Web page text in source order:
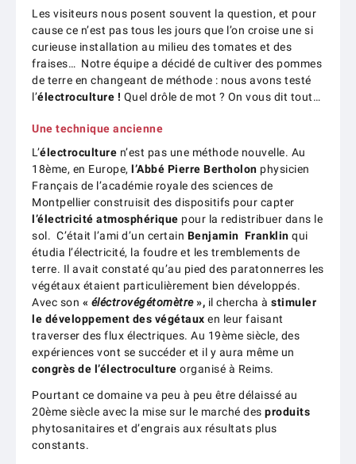
Les visiteurs nous posent souvent la question, et pour
cause ce n’est pas tous les jours que l’on croise une si
curieuse installation au milieu des tomates et des
fraises… Notre équipe a décidé de cultiver des pommes
de terre en changeant de méthode : nous avons testé
l’électroculture ! Quel drôle de mot ? On vous dit tout…
Une technique ancienne
L’électroculture n’est pas une méthode nouvelle. Au
18ème, en Europe, l’Abbé Pierre Bertholon physicien
Français de l’académie royale des sciences de
Montpellier construisit des dispositifs pour capter
l’électricité atmosphérique pour la redistribuer dans le
sol. C’était l’ami d’un certain Benjamin Franklin qui
étudia l’électricité, la foudre et les tremblements de
terre. Il avait constaté qu’au pied des paratonnerres les
végétaux étaient particulièrement bien développés.
Avec son « éléctrovégétomètre », il chercha à stimuler
le développement des végétaux en leur faisant
traverser des flux électriques. Au 19ème siècle, des
expériences vont se succéder et il y aura même un
congrès de l’électroculture organisé à Reims.
Pourtant ce domaine va peu à peu être délaissé au
20ème siècle avec la mise sur le marché des produits
phytosanitaires et d’engrais aux résultats plus
constants.